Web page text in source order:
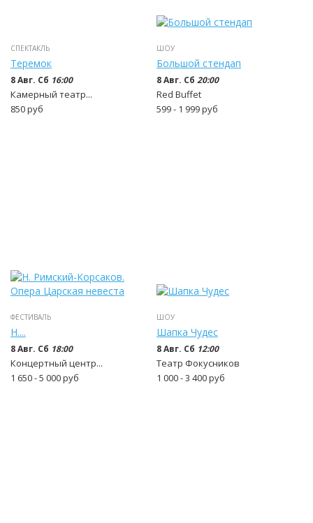
СПЕКТАКЛЬ
Теремок
8 Авг. Сб 16:00
Камерный театр...
850руб
ШОУ
Большой стендап
8 Авг. Сб 20:00
Red Buffet
599 - 1 999руб
ФЕСТИВАЛЬ
Н....
8 Авг. Сб 18:00
Концертный центр...
1 650 - 5 000руб
ШОУ
Шапка Чудес
8 Авг. Сб 12:00
Театр Фокусников
1 000 - 3 400руб